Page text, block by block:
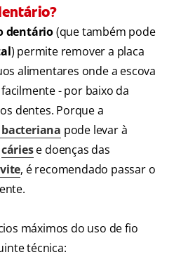
dentário(que também pode
) permite remover a placa
alimentares onde a escova
- por baixo da
dentes. Porque a
pode levar à
cáriese doenças das
, é recomendado passar o
máximos do uso de fio
técnica: